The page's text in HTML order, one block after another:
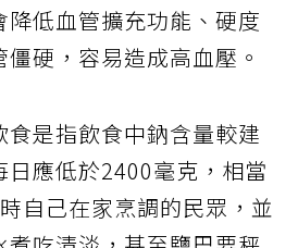
降低血管擴充功能、硬度
硬，容易造成高血壓。
是指飲食中鈉含量較建
應低於2400毫克，相當
自己在家烹調的民眾，並